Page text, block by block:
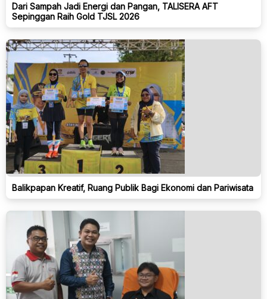
Dari Sampah Jadi Energi dan Pangan, TALISERA AFT
Sepinggan Raih Gold TJSL 2026
Balikpapan Kreatif, Ruang Publik Bagi Ekonomi dan Pariwisata